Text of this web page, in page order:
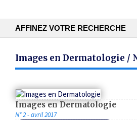
AFFINEZ VOTRE RECHERCHE
Publication
Images en Dermatologie /
Images en Dermatologie
N° 2 - avril 2017